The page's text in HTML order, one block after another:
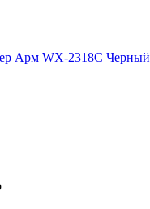
Арм WX-2318C Черный